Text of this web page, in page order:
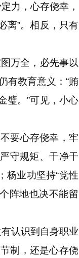
力，心存侥幸，
离”。相反，只有
万全，必先事以
有教育意义：“贿
璧。”可见，小心
要心存侥幸，牢
守规矩、干净干
杨业功坚持“党性
阵地也决不能留
认识到自身职业
制，还是心存侥